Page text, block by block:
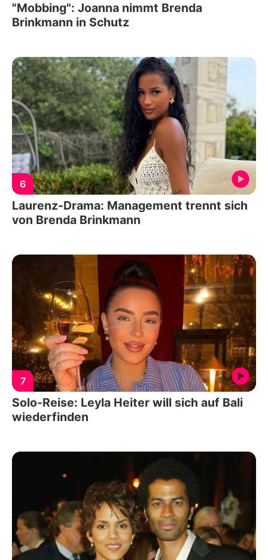
"Mobbing": Joanna nimmt Brenda
Brinkmann in Schutz
6
Laurenz-Drama: Management trennt sich
von Brenda Brinkmann
7
Solo-Reise: Leyla Heiter will sich auf Bali
wiederfinden